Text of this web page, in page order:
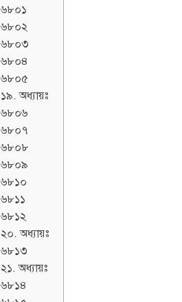
৬৮০১
৬৮০২
৬৮০৩
৬৮০৪
৬৮০৫
১৯. অধ্যায়ঃ
৬৮০৬
৬৮০৭
৬৮০৮
৬৮০৯
৬৮১০
৬৮১১
৬৮১২
২০. অধ্যায়ঃ
৬৮১৩
২১. অধ্যায়ঃ
৬৮১৪